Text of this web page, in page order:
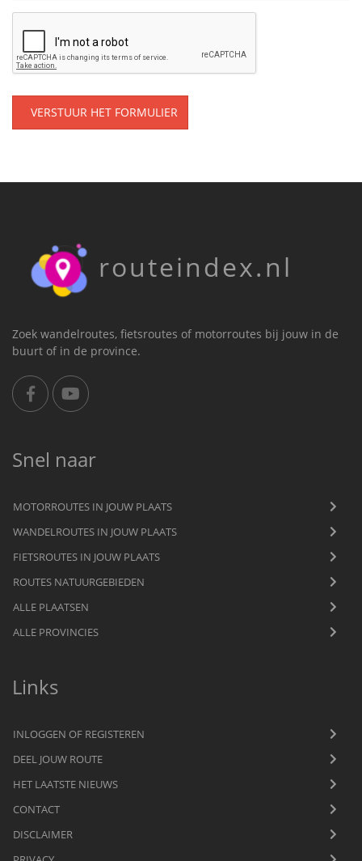
VERSTUUR HET FORMULIER
routeindex.nl
Zoek wandelroutes, fietsroutes of motorroutes bij jouw in de
buurt of in de province.
Snel naar
MOTORROUTES IN JOUW PLAATS
WANDELROUTES IN JOUW PLAATS
FIETSROUTES IN JOUW PLAATS
ROUTES NATUURGEBIEDEN
ALLE PLAATSEN
ALLE PROVINCIES
Links
INLOGGEN OF REGISTEREN
DEEL JOUW ROUTE
HET LAATSTE NIEUWS
CONTACT
DISCLAIMER